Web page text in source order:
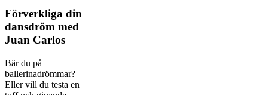
Förverkliga din
dansdröm med
Juan Carlos
Bär du på
ballerinadrömmar?
Eller vill du testa en